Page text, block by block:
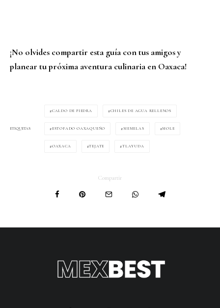
¡No olvides compartir esta guía con tus amigos y
planear tu próxima aventura culinaria en Oaxaca!
ETIQUETAS
CALDO DE PIEDRA CHILES DE AGUA RELLENOS
ESTOFADO OAXAQUEÑO MEMELAS MOLE
OAXACA TEJATE TLAYUDA
Compartir